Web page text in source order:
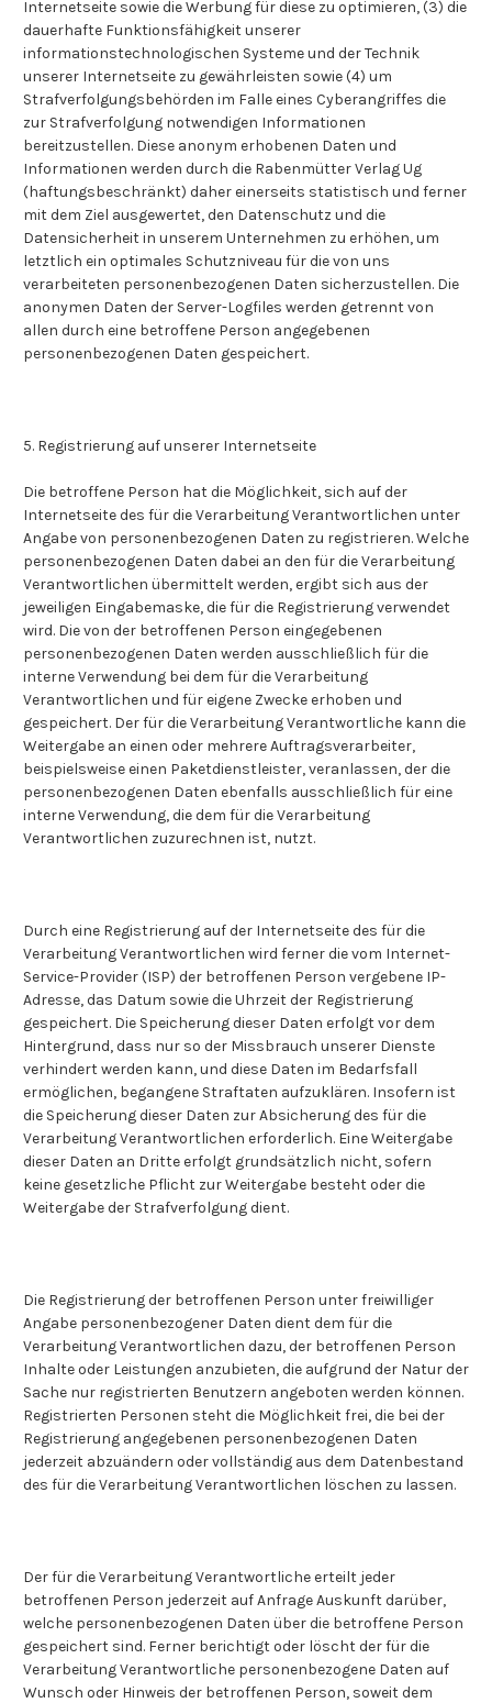
Internetseite sowie die Werbung für diese zu optimieren, (3) die
dauerhafte Funktionsfähigkeit unserer
informationstechnologischen Systeme und der Technik
unserer Internetseite zu gewährleisten sowie (4) um
Strafverfolgungsbehörden im Falle eines Cyberangriffes die
zur Strafverfolgung notwendigen Informationen
bereitzustellen. Diese anonym erhobenen Daten und
Informationen werden durch die Rabenmütter Verlag Ug
(haftungsbeschränkt) daher einerseits statistisch und ferner
mit dem Ziel ausgewertet, den Datenschutz und die
Datensicherheit in unserem Unternehmen zu erhöhen, um
letztlich ein optimales Schutzniveau für die von uns
verarbeiteten personenbezogenen Daten sicherzustellen. Die
anonymen Daten der Server-Logfiles werden getrennt von
allen durch eine betroffene Person angegebenen
personenbezogenen Daten gespeichert.
5. Registrierung auf unserer Internetseite
Die betroffene Person hat die Möglichkeit, sich auf der
Internetseite des für die Verarbeitung Verantwortlichen unter
Angabe von personenbezogenen Daten zu registrieren. Welche
personenbezogenen Daten dabei an den für die Verarbeitung
Verantwortlichen übermittelt werden, ergibt sich aus der
jeweiligen Eingabemaske, die für die Registrierung verwendet
wird. Die von der betroffenen Person eingegebenen
personenbezogenen Daten werden ausschließlich für die
interne Verwendung bei dem für die Verarbeitung
Verantwortlichen und für eigene Zwecke erhoben und
gespeichert. Der für die Verarbeitung Verantwortliche kann die
Weitergabe an einen oder mehrere Auftragsverarbeiter,
beispielsweise einen Paketdienstleister, veranlassen, der die
personenbezogenen Daten ebenfalls ausschließlich für eine
interne Verwendung, die dem für die Verarbeitung
Verantwortlichen zuzurechnen ist, nutzt.
Durch eine Registrierung auf der Internetseite des für die
Verarbeitung Verantwortlichen wird ferner die vom Internet-
Service-Provider (ISP) der betroffenen Person vergebene IP-
Adresse, das Datum sowie die Uhrzeit der Registrierung
gespeichert. Die Speicherung dieser Daten erfolgt vor dem
Hintergrund, dass nur so der Missbrauch unserer Dienste
verhindert werden kann, und diese Daten im Bedarfsfall
ermöglichen, begangene Straftaten aufzuklären. Insofern ist
die Speicherung dieser Daten zur Absicherung des für die
Verarbeitung Verantwortlichen erforderlich. Eine Weitergabe
dieser Daten an Dritte erfolgt grundsätzlich nicht, sofern
keine gesetzliche Pflicht zur Weitergabe besteht oder die
Weitergabe der Strafverfolgung dient.
Die Registrierung der betroffenen Person unter freiwilliger
Angabe personenbezogener Daten dient dem für die
Verarbeitung Verantwortlichen dazu, der betroffenen Person
Inhalte oder Leistungen anzubieten, die aufgrund der Natur der
Sache nur registrierten Benutzern angeboten werden können.
Registrierten Personen steht die Möglichkeit frei, die bei der
Registrierung angegebenen personenbezogenen Daten
jederzeit abzuändern oder vollständig aus dem Datenbestand
des für die Verarbeitung Verantwortlichen löschen zu lassen.
Der für die Verarbeitung Verantwortliche erteilt jeder
betroffenen Person jederzeit auf Anfrage Auskunft darüber,
welche personenbezogenen Daten über die betroffene Person
gespeichert sind. Ferner berichtigt oder löscht der für die
Verarbeitung Verantwortliche personenbezogene Daten auf
Wunsch oder Hinweis der betroffenen Person, soweit dem